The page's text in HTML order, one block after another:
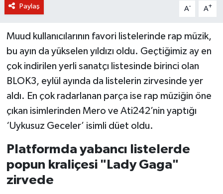
Paylaş A- A+
Muud kullanıcılarının favori listelerinde rap müzik,
bu ayın da yükselen yıldızı oldu. Geçtiğimiz ay en
çok indirilen yerli sanatçı listesinde birinci olan
BLOK3, eylül ayında da listelerin zirvesinde yer
aldı. En çok radarlanan parça ise rap müziğin öne
çıkan isimlerinden Mero ve Ati242’nin yaptığı
‘Uykusuz Geceler’ isimli düet oldu.
Platformda yabancı listelerde
popun kraliçesi "Lady Gaga"
zirvede